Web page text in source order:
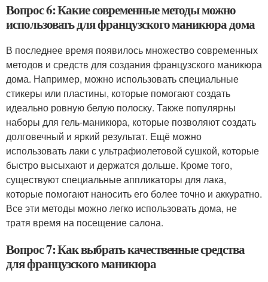
Вопрос 6: Какие современные методы можно
использовать для французского маникюра дома
В последнее время появилось множество современных
методов и средств для создания французского маникюра
дома. Например, можно использовать специальные
стикеры или пластины, которые помогают создать
идеально ровную белую полоску. Также популярны
наборы для гель-маникюра, которые позволяют создать
долговечный и яркий результат. Ещё можно
использовать лаки с ультрафиолетовой сушкой, которые
быстро высыхают и держатся дольше. Кроме того,
существуют специальные аппликаторы для лака,
которые помогают наносить его более точно и аккуратно.
Все эти методы можно легко использовать дома, не
тратя время на посещение салона.
Вопрос 7: Как выбрать качественные средства
для французского маникюра